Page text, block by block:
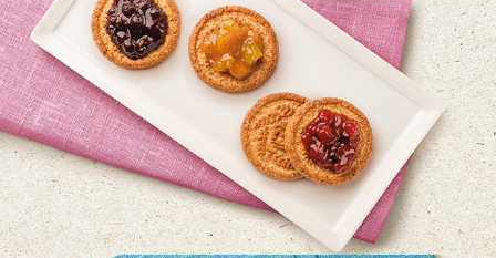
MULINO BIANCO - INCONTRI  - BISCOTTI